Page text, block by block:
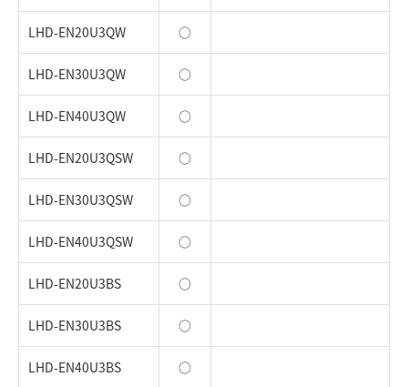
LHD-EN20U3QW ○
LHD-EN30U3QW ○
LHD-EN40U3QW ○
LHD-EN20U3QSW ○
LHD-EN30U3QSW ○
LHD-EN40U3QSW ○
LHD-EN20U3BS ○
LHD-EN30U3BS ○
LHD-EN40U3BS ○